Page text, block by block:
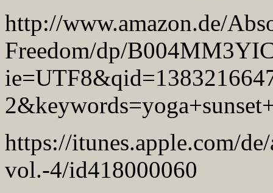
http://www.amazon.de/
Freedom/dp/
https://itunes.apple.com/
vol.-4/id418000060